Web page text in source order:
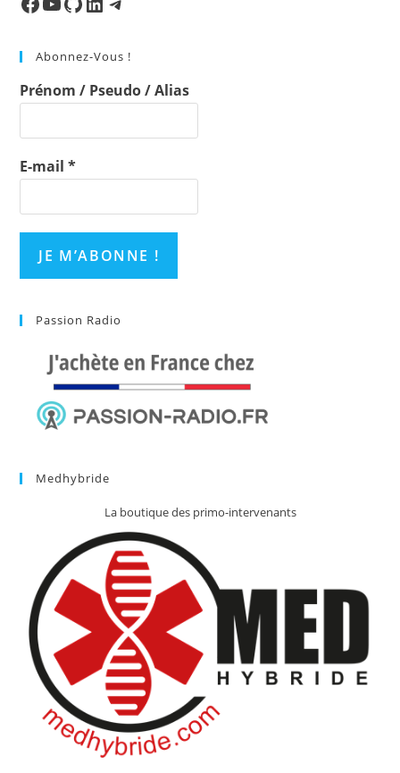
Abonnez-Vous !
Prénom / Pseudo / Alias
E-mail*
Passion Radio
Medhybride
La boutique des primo-intervenants